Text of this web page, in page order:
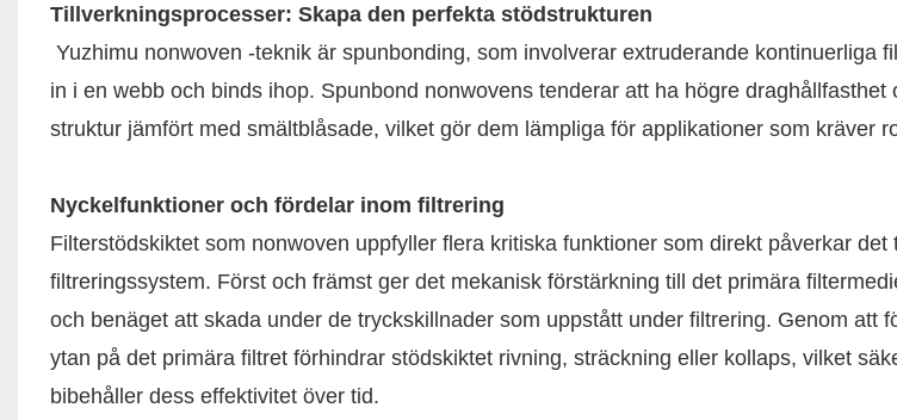
Tillverkningsprocesser: Skapa den perfekta stödstrukturen
Yuzhimu nonwoven -teknik är spunbonding, som involverar extruderande kontinuerliga
in i en webb och binds ihop. Spunbond nonwovens tenderar att ha högre draghållfasthet
struktur jämfört med smältblåsade, vilket gör dem lämpliga för applikationer som kräver
Nyckelfunktioner och fördelar inom filtrering
Filterstödskiktet som nonwoven uppfyller flera kritiska funktioner som direkt påverkar det
filtreringssystem. Först och främst ger det mekanisk förstärkning till det primära
och benäget att skada under de tryckskillnader som uppstått under filtrering. Genom att
ytan på det primära filtret förhindrar stödskiktet rivning, sträckning eller kollaps, vilket
bibehåller dess effektivitet över tid.